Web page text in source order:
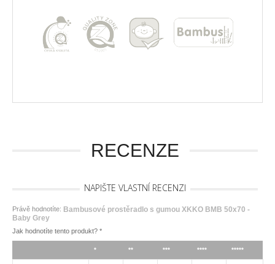
RECENZE
NAPIŠTE VLASTNÍ RECENZI
Právě hodnotíte: Bambusové prostěradlo s gumou XKKO BMB 50x70 -
Baby Grey
Jak hodnotíte tento produkt? *
* ** *** **** *****